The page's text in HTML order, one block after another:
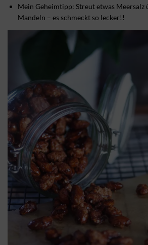
Mein Geheimtipp: Streut etwas Meersalz
Mandeln – es schmeckt so lecker!!